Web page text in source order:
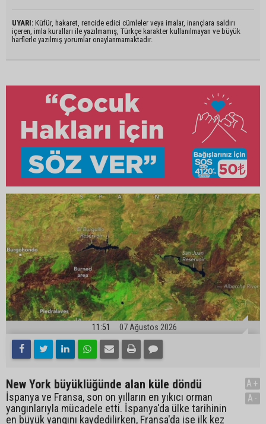
UYARI: Küfür, hakaret, rencide edici cümleler veya imalar, inançlara saldırı
içeren, imla kuralları ile yazılmamış, Türkçe karakter kullanılmayan ve büyük
harflerle yazılmış yorumlar onaylanmamaktadır.
11:51 07 Ağustos 2026
New York büyüklüğünde alan küle döndü
İspanya ve Fransa, son on yılların en yıkıcı orman
yangınlarıyla mücadele etti. İspanya'da ülke tarihinin
en büyük yangını kaydedilirken, Fransa'da ise ilk kez
A+
A-